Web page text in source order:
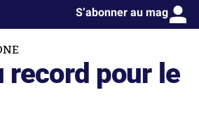
S’abonner au mag
record pour le